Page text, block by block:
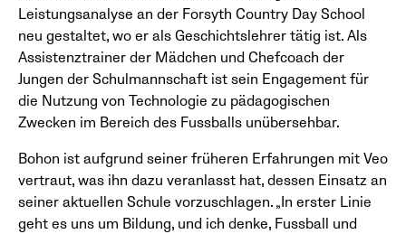
Leistungsanalyse an der Forsyth Country Day School
neu gestaltet, wo er als Geschichtslehrer tätig ist. Als
Assistenztrainer der Mädchen und Chefcoach der
Jungen der Schulmannschaft ist sein Engagement für
die Nutzung von Technologie zu pädagogischen
Zwecken im Bereich des Fussballs unübersehbar.
Bohon ist aufgrund seiner früheren Erfahrungen mit Veo
vertraut, was ihn dazu veranlasst hat, dessen Einsatz an
seiner aktuellen Schule vorzuschlagen. „In erster Linie
geht es uns um Bildung, und ich denke, Fussball und